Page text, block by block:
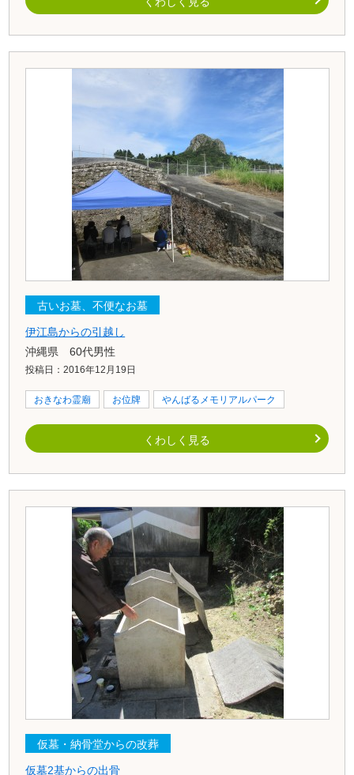
古いお墓、不便なお墓
伊江島からの引越し
沖縄県 60代男性
投稿日：2016年12月19日
おきなわ霊廟 お位牌 やんばるメモリアルパーク
くわしく見る
仮墓・納骨堂からの改葬
仮墓2基からの出骨